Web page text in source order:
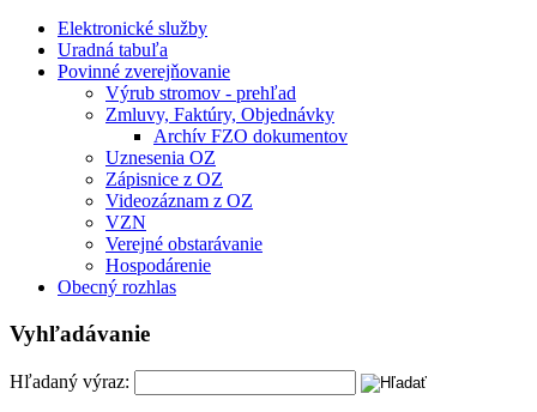
Elektronické služby
Uradná tabuľa
Povinné zverejňovanie
Výrub stromov - prehľad
Zmluvy, Faktúry, Objednávky
Archív FZO dokumentov
Uznesenia OZ
Zápisnice z OZ
Videozáznam z OZ
VZN
Verejné obstarávanie
Hospodárenie
Obecný rozhlas
Vyhľadávanie
Hľadaný výraz: